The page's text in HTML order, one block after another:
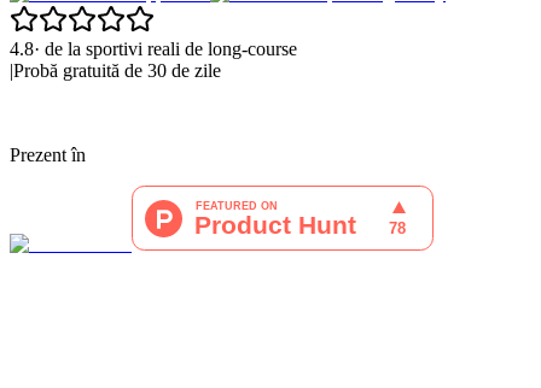
4.8· de la sportivi reali de long-course
|Probă gratuită de 30 de zile
Prezent în